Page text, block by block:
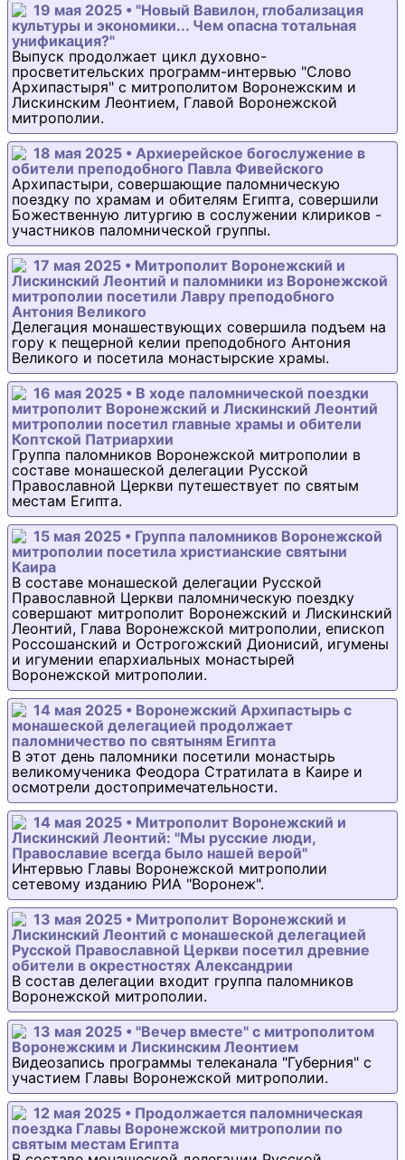
19 мая 2025 • "Новый Вавилон, глобализация
культуры и экономики... Чем опасна тотальная
унификация?"
Выпуск продолжает цикл духовно-
просветительских программ-интервью "Слово
Архипастыря" с митрополитом Воронежским и
Лискинским Леонтием, Главой Воронежской
митрополии.
18 мая 2025 • Архиерейское богослужение в
обители преподобного Павла Фивейского
Архипастыри, совершающие паломническую
поездку по храмам и обителям Египта, совершили
Божественную литургию в сослужении клириков -
участников паломнической группы.
17 мая 2025 • Митрополит Воронежский и
Лискинский Леонтий и паломники из Воронежской
митрополии посетили Лавру преподобного
Антония Великого
Делегация монашествующих совершила подъем на
гору к пещерной келии преподобного Антония
Великого и посетила монастырские храмы.
16 мая 2025 • В ходе паломнической поездки
митрополит Воронежский и Лискинский Леонтий
митрополии посетил главные храмы и обители
Коптской Патриархии
Группа паломников Воронежской митрополии в
составе монашеской делегации Русской
Православной Церкви путешествует по святым
местам Египта.
15 мая 2025 • Группа паломников Воронежской
митрополии посетила христианские святыни
Каира
В составе монашеской делегации Русской
Православной Церкви паломническую поездку
совершают митрополит Воронежский и Лискинский
Леонтий, Глава Воронежской митрополии, епископ
Россошанский и Острогожский Дионисий, игумены
и игумении епархиальных монастырей
Воронежской митрополии.
14 мая 2025 • Воронежский Архипастырь с
монашеской делегацией продолжает
паломничество по святыням Египта
В этот день паломники посетили монастырь
великомученика Феодора Стратилата в Каире и
осмотрели достопримечательности.
14 мая 2025 • Митрополит Воронежский и
Лискинский Леонтий: "Мы русские люди,
Православие всегда было нашей верой"
Интервью Главы Воронежской митрополии
сетевому изданию РИА "Воронеж".
13 мая 2025 • Митрополит Воронежский и
Лискинский Леонтий с монашеской делегацией
Русской Православной Церкви посетил древние
обители в окрестностях Александрии
В состав делегации входит группа паломников
Воронежской митрополии.
13 мая 2025 • "Вечер вместе" с митрополитом
Воронежским и Лискинским Леонтием
Видеозапись программы телеканала "Губерния" с
участием Главы Воронежской митрополии.
12 мая 2025 • Продолжается паломническая
поездка Главы Воронежской митрополии по
святым местам Египта